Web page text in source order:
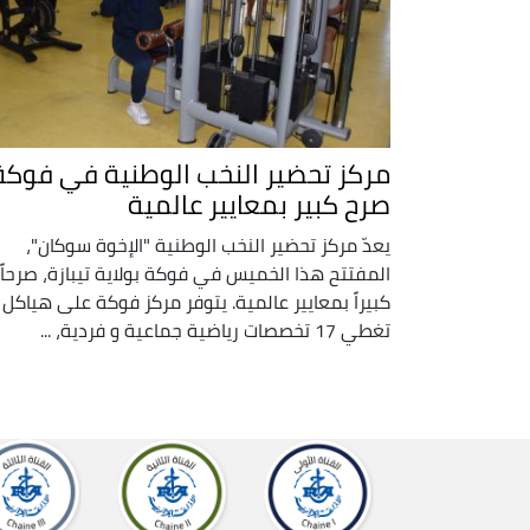
مركز تحضير النخب الوطنية في
صرح كبير بمعايير عالمية
يعدّ مركز تحضير النخب الوطنية "الإخوة سوكان"،
المفتتح هذا الخميس في فوكة بولاية تيبازة، صرحاً
كبيراً بمعايير عالمية. يتوفر مركز فوكة على هياكل
تغطي 17 تخصصات رياضية جماعية و فردية، ...